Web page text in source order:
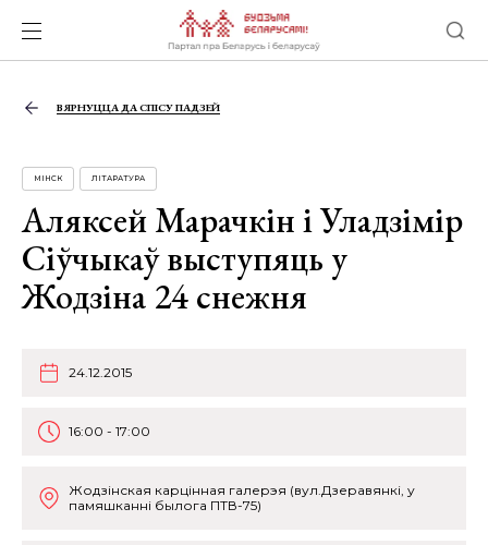
ВЯРНУЦЦА ДА СПІСУ ПАДЗЕЙ
МІНСК ЛІТАРАТУРА
Аляксей Марачкін і Уладзімір
Сіўчыкаў выступяць у
Жодзіна 24 снежня
24.12.2015
16:00 - 17:00
Жодзінская карцінная галерэя (вул.Дзеравянкі, у
памяшканні былога ПТВ-75)